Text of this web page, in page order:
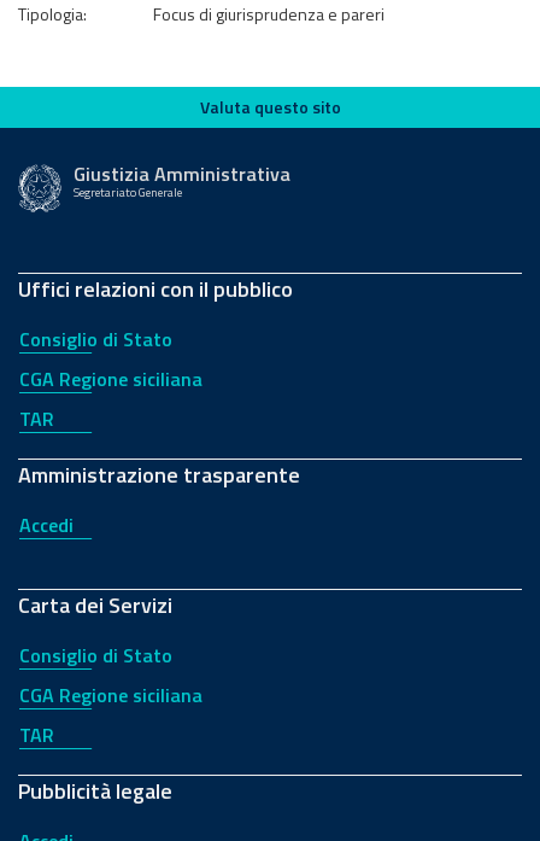
Tipologia:
Focus di giurisprudenza e pareri
Valuta questo sito
Valuta questo sito
Giustizia Amministrativa
Segretariato Generale
Uffici relazioni con il pubblico
Consiglio di Stato
CGA Regione siciliana
TAR
Amministrazione trasparente
Accedi
Carta dei Servizi
Consiglio di Stato
CGA Regione siciliana
TAR
Pubblicità legale